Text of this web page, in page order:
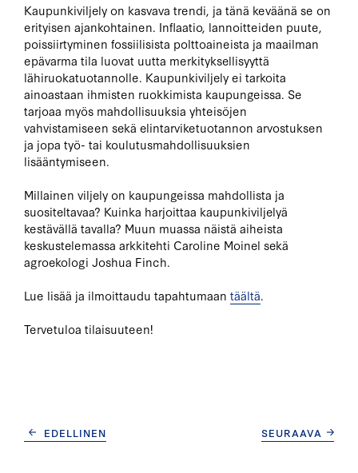
Kaupunkiviljely on kasvava trendi, ja tänä keväänä se on
erityisen ajankohtainen. Inflaatio, lannoitteiden puute,
poissiirtyminen fossiilisista polttoaineista ja maailman
epävarma tila luovat uutta merkityksellisyyttä
lähiruokatuotannolle. Kaupunkiviljely ei tarkoita
ainoastaan ihmisten ruokkimista kaupungeissa. Se
tarjoaa myös mahdollisuuksia yhteisöjen
vahvistamiseen sekä elintarviketuotannon arvostuksen
ja jopa työ- tai koulutusmahdollisuuksien
lisääntymiseen.
Millainen viljely on kaupungeissa mahdollista ja
suositeltavaa? Kuinka harjoittaa kaupunkiviljelyä
kestävällä tavalla? Muun muassa näistä aiheista
keskustelemassa arkkitehti Caroline Moinel sekä
agroekologi Joshua Finch.
Lue lisää ja ilmoittaudu tapahtumaan täältä.
Tervetuloa tilaisuuteen!
ARTIKKELIEN
EDELLINEN SEURAAVA